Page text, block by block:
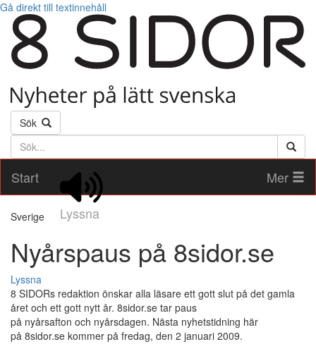
Gå direkt till textinnehåll
Sök
Söktext
Start
Lyssna
Mer
Sverige
Nyårspaus på 8sidor.se
Lyssna
8 SIDORs redaktion önskar alla läsare ett gott slut på det gamla
året och ett gott nytt år. 8sidor.se tar paus
på nyårsafton och nyårsdagen. Nästa nyhetstidning här
på 8sidor.se kommer på fredag, den 2 januari 2009.